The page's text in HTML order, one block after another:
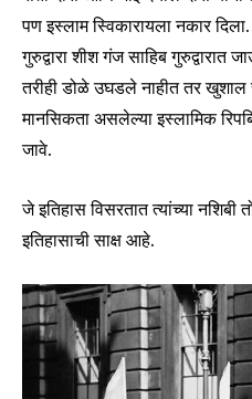
I've read and accept the
6,300
Fans
पण इस्लाम स्विकारायला नकार दिला.
गुरुद्वारा शीश गंज साहिब
तरीही डोळे उघडले नाहीत तर खुशाल
मानसिकता असलेल्या इस्लामिक
जावे.
जे इतिहास विसरतात त्यांच्या नशिबी
इतिहासाची साक्ष आहे.